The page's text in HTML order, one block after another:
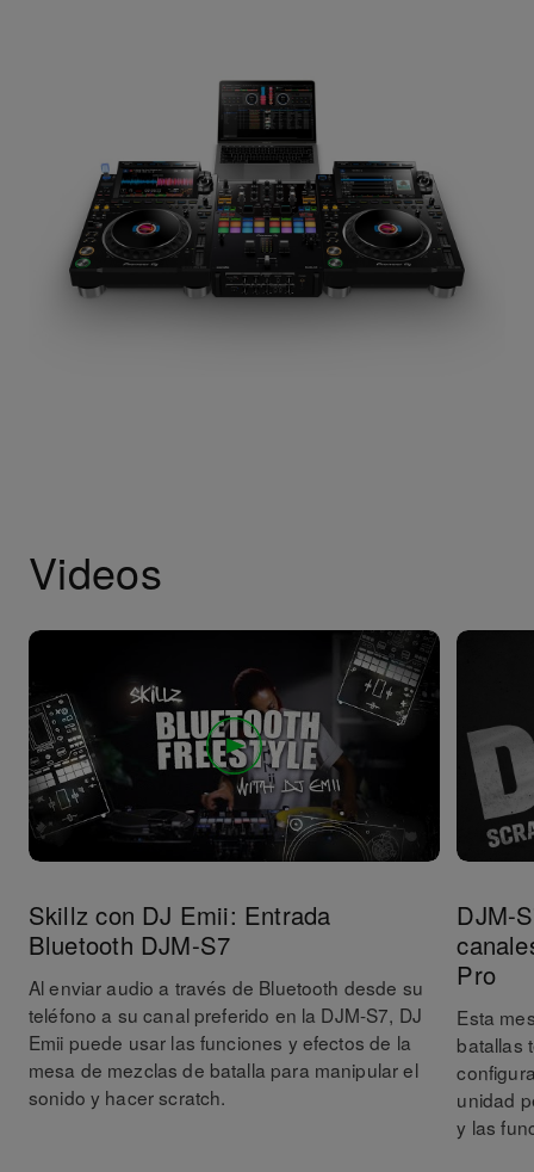
Videos
Skillz con DJ Emii: Entrada
Bluetooth DJM-S7
Al enviar audio a través de Bluetooth desde su
teléfono a su canal preferido en la DJM-S7, DJ
Emii puede usar las funciones y efectos de la
mesa de mezclas de batalla para manipular el
sonido y hacer scratch.
DJM-
Pro
Esta
batallas
unidad
y las